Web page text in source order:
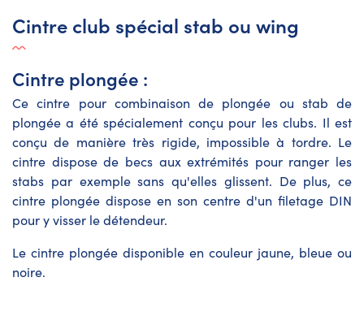
Cintre club spécial stab ou wing
Cintre plongée :
Ce cintre pour combinaison de plongée ou stab de
plongée a été spécialement conçu pour les clubs. Il est
conçu de manière très rigide, impossible à tordre. Le
cintre dispose de becs aux extrémités pour ranger les
stabs par exemple sans qu'elles glissent. De plus, ce
cintre plongée dispose en son centre d'un filetage DIN
pour y visser le détendeur.
Le cintre plongée disponible en couleur jaune, bleue ou
noire.